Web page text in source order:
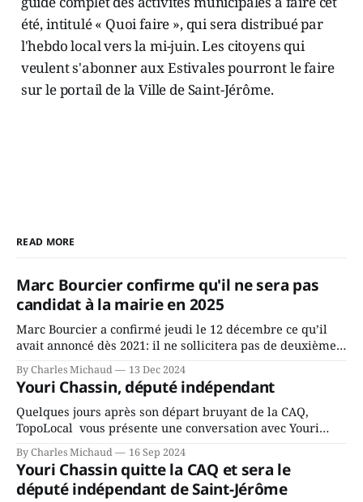
été, intitulé « Quoi faire », qui sera distribué par
l'hebdo local vers la mi-juin. Les citoyens qui
veulent s'abonner aux Estivales pourront le faire
sur le portail de la Ville de Saint-Jérôme.
READ MORE
Marc Bourcier confirme qu'il ne sera pas
candidat à la mairie en 2025
Marc Bourcier a confirmé jeudi le 12 décembre ce qu’il
avait annoncé dès 2021: il ne sollicitera pas de deuxième
mandat à titre de maire de Saint-Jérôme. Bourcier en a
fait l’annonce en s’adressant aux employés de la ville,
rassemblés en soirée pour leur traditionnel souper
By Charles Michaud 13 Dec 2024
Youri Chassin, député indépendant
Quelques jours après son départ bruyant de la CAQ,
TopoLocal vous présente une conversation avec Youri
Chassin. Nous avons causé de sa décision. Y songeait-il
depuis longtemps? Sera-t-il candidat indépendant dans 2
ans? Joindrait-il un autre parti, par exemple les
conservateurs d’Éric Duhaime? Que lui
By Charles Michaud 16 Sep 2024
Youri Chassin quitte la CAQ et sera le
député indépendant de Saint-Jérôme